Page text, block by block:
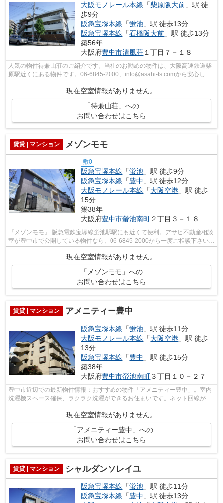
大阪モノレール本線 「柴原阪大前 」駅 徒
歩9分
阪急宝塚本線 「蛍池 」駅 徒歩13分
阪急宝塚本線 「石橋阪大前 」駅 徒歩13分
築56年
大阪府豊中市清風荘 １丁目７－１８
人気の物件待兼山荘のご紹介です。当社のお勧めの物件は、大阪高速鉄道柴
原駅近くにある物件です。06-6845-2000、info@asahi-fs.comから安心して
ご連絡、ご相談をして下さい。
現在空室情報がありません。
「待兼山荘」への
お問い合わせはこちら
賃貸 | マンション メゾンモモ
敷0
阪急宝塚本線 「蛍池 」駅 徒歩9分
阪急宝塚本線 「豊中 」駅 徒歩12分
大阪モノレール本線 「大阪空港 」駅 徒歩
15分
築38年
大阪府豊中市螢池南町２丁目３－１８
『メゾンモモ』:阪急電鉄宝塚線蛍池駅駅にも近くて便利。アサヒ不動産相談
室が豊中市で公開している物件なら、06-6845-2000から一度ご相談下さい。
現在空室情報がありません。
「メゾンモモ」への
お問い合わせはこちら
賃貸 | マンション アメニティー豊中
阪急宝塚本線 「蛍池 」駅 徒歩11分
大阪モノレール本線 「大阪空港 」駅 徒歩
13分
阪急宝塚本線 「豊中 」駅 徒歩15分
築38年
大阪府豊中市螢池南町３丁目１０－２７
豊中市近辺での最新物件情報：おすすめの物件「アメニティー豊中」。室内
洗濯機スペース確保、ラクラク洗濯ができるお住まいです。ネット回線が繋
がっていますので調べものがしやすい...
現在空室情報がありません。
「アメニティー豊中」への
お問い合わせはこちら
賃貸 | マンション シャルダンソレイユ
阪急宝塚本線 「蛍池 」駅 徒歩11分
阪急宝塚本線 「豊中 」駅 徒歩13分